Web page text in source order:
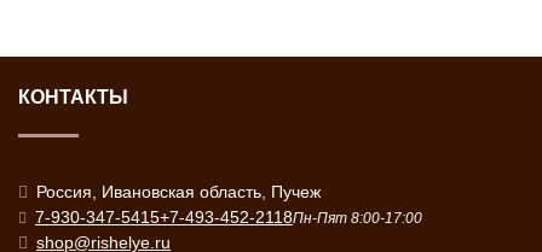
КОНТАКТЫ
Россия, Ивановская область, Пучеж
7-930-347-5415+7-493-452-2118Пн-Пят 8:00-17:00
shop@rishelye.ru